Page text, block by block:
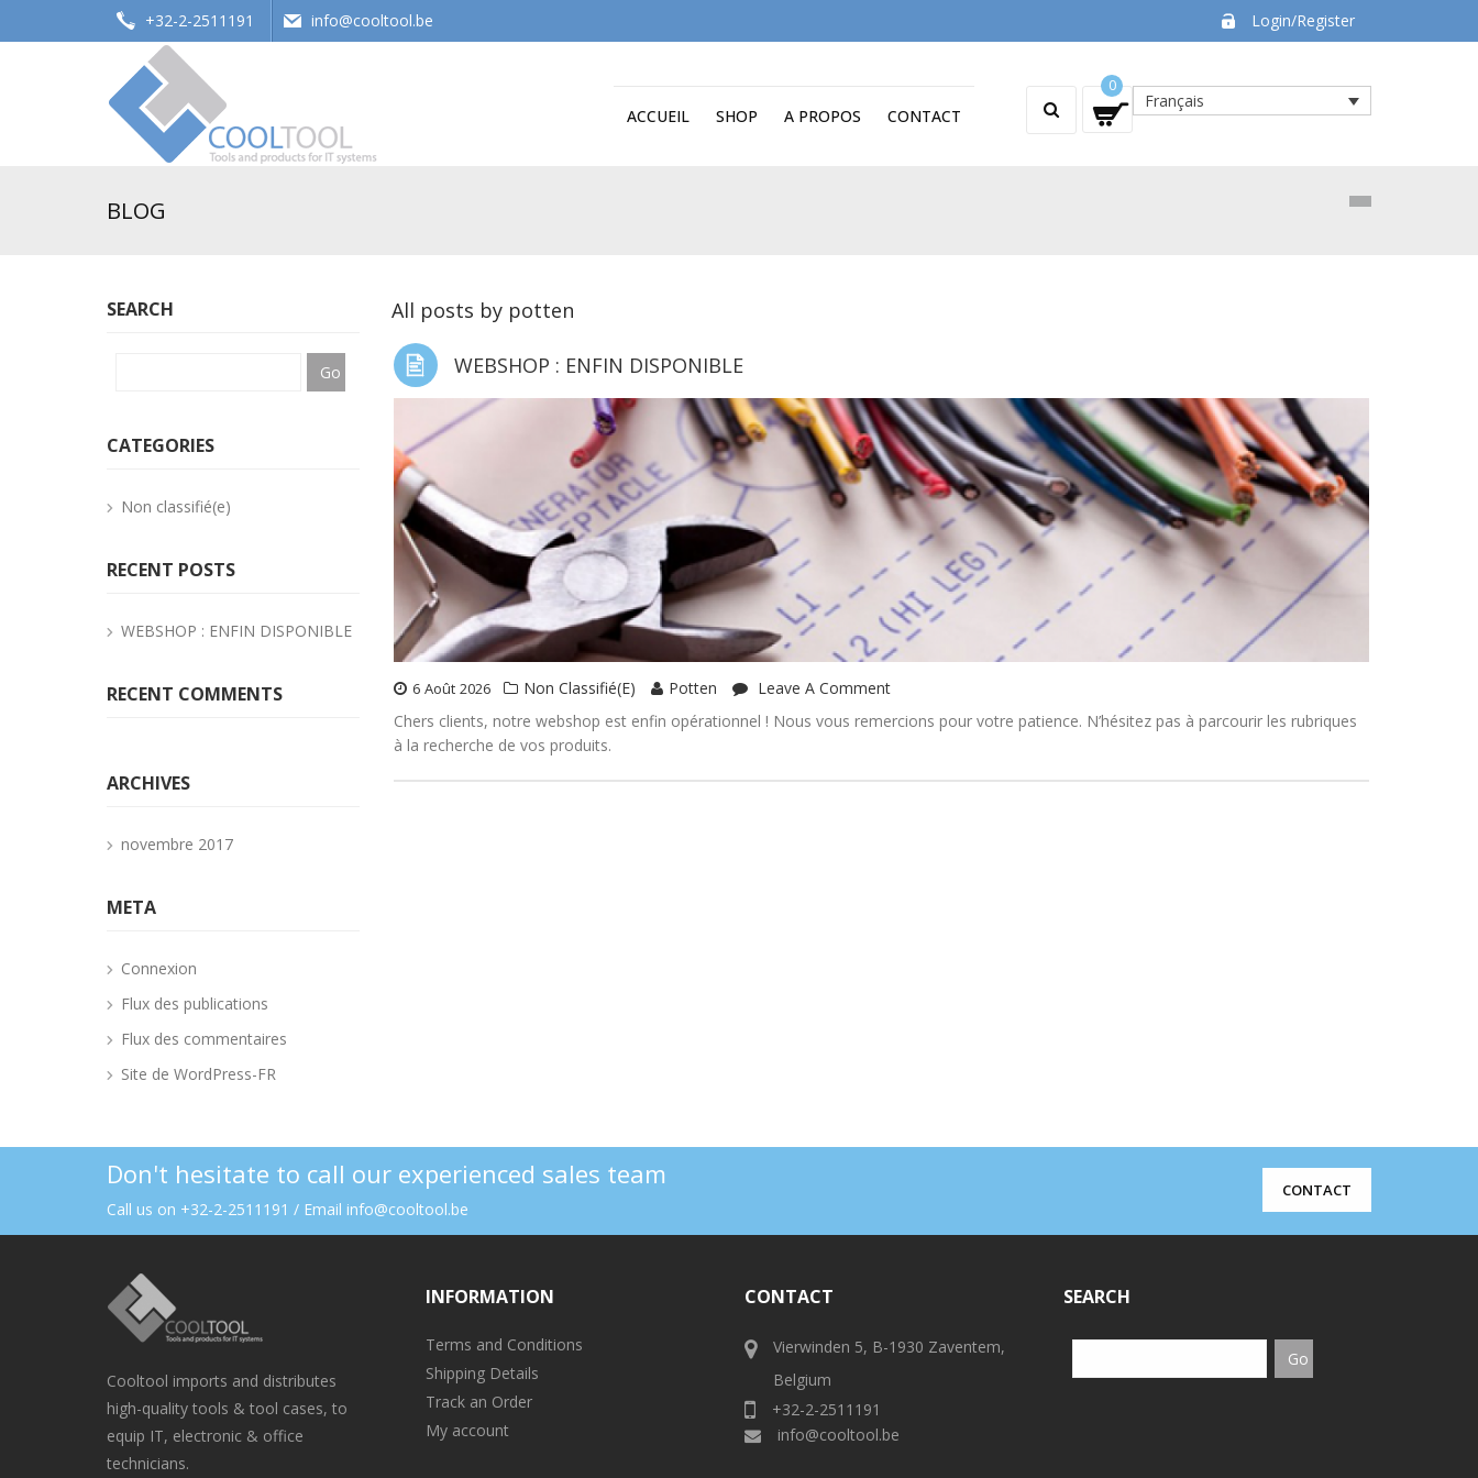
+32-2-2511191 info@cooltool.be Login/Register
Français
0
ACCUEIL SHOP A PROPOS CONTACT
BLOG
All posts by potten
WEBSHOP : ENFIN DISPONIBLE
6 Août 2026 Non Classifié(e) Potten
Leave A Comment
Chers clients, notre webshop est enfin opérationnel ! Nous vous remercions pour votre patience. N’hésitez pas à parcourir les rubriques
à la recherche de vos produits.
SEARCH
CATEGORIES
Non classifié(e)
RECENT POSTS
WEBSHOP : ENFIN DISPONIBLE
RECENT COMMENTS
ARCHIVES
novembre 2017
META
Connexion
Flux des publications
Flux des commentaires
Site de WordPress-FR
Don't hesitate to call our experienced sales team
Call us on +32-2-2511191 / Email info@cooltool.be
CONTACT
Cooltool imports and distributes
high-quality tools & tool cases, to
equip IT, electronic & office
technicians.
INFORMATION
Terms and Conditions
Shipping Details
Track an Order
My account
CONTACT
Vierwinden 5, B-1930 Zaventem,
Belgium
+32-2-2511191
info@cooltool.be
SEARCH